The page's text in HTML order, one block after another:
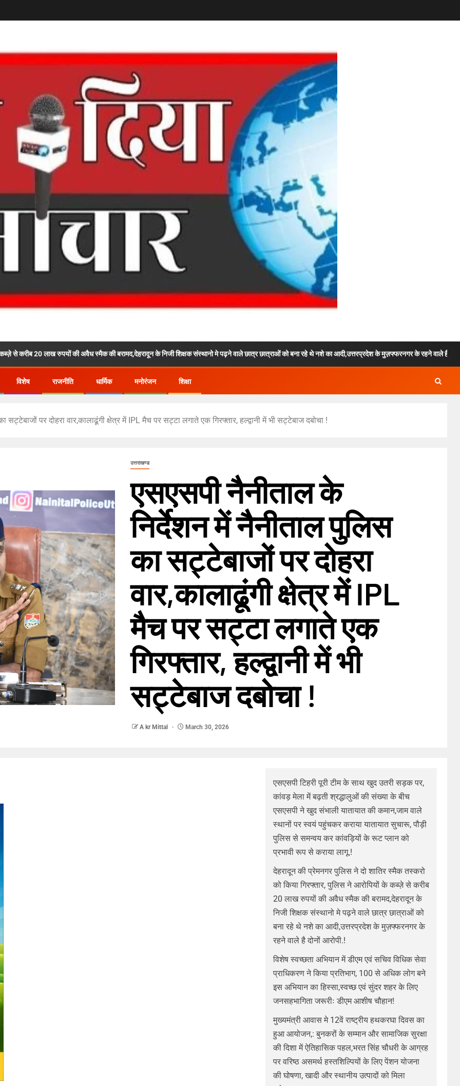
की अवैध स्मैक की बरामद,देहरादून के निजी शिक्षक संस्थानो मे पढ़ने वाले छात्र छात्राओं को बना रहे थे नशे का आदी,उत्तरप्रदेश के मुज़फ्फरनगर के रहने वाले है दोनों आरोपी.!
विशेष राजनीति धार्मिक मनोरंजन शिक्षा
पर दोहरा वार,कालाढूंगी क्षेत्र में IPL मैच पर सट्टा लगाते एक गिरफ्तार, हल्द्वानी में भी सट्टेबाज दबोचा !
उत्तराखण्ड
एसएसपी नैनीताल के
निर्देशन में नैनीताल पुलिस
का सट्टेबाजों पर दोहरा
वार,कालाढूंगी क्षेत्र में IPL
मैच पर सट्टा लगाते एक
गिरफ्तार, हल्द्वानी में भी
सट्टेबाज दबोचा !
A kr Mittal March 30, 2026
एसएसपी टिहरी पूरी टीम के साथ खुद उतरी सड़क पर,
कांवड़ मेला में बढ़ती श्रद्धालुओं की संख्या के बीच
एसएसपी ने खुद संभाली यातायात की कमान,जाम वाले
स्थानों पर स्वयं पहुंचकर कराया यातायात सुचारू, पौड़ी
पुलिस से समन्वय कर कांवड़ियों के रूट प्लान को
प्रभावी रूप से कराया लागू.!
देहरादून की प्रेमनगर पुलिस ने दो शातिर स्मैक तस्करो
को किया गिरफ्तार, पुलिस ने आरोपियों के कब्ज़े से करीब
20 लाख रुपयों की अवैध स्मैक की बरामद,देहरादून के
निजी शिक्षक संस्थानो मे पढ़ने वाले छात्र छात्राओं को
बना रहे थे नशे का आदी,उत्तरप्रदेश के मुज़फ्फरनगर के
रहने वाले है दोनों आरोपी.!
विशेष स्वच्छता अभियान में डीएम एवं सचिव विधिक सेवा
प्राधिकरण ने किया प्रतिभाग, 100 से अधिक लोग बने
इस अभियान का हिस्सा,स्वच्छ एवं सुंदर शहर के लिए
जनसहभागिता जरूरीः डीएम आशीष चौहान!
मुख्यमंत्री आवास मे 12वें राष्ट्रीय हथकरघा दिवस का
हुआ आयोजन,: बुनकरों के सम्मान और सामाजिक सुरक्षा
की दिशा में ऐतिहासिक पहल,भरत सिंह चौधरी के आग्रह
पर वरिष्ठ असमर्थ हस्तशिल्पियों के लिए पेंशन योजना
की घोषणा, खादी और स्थानीय उत्पादों को मिला